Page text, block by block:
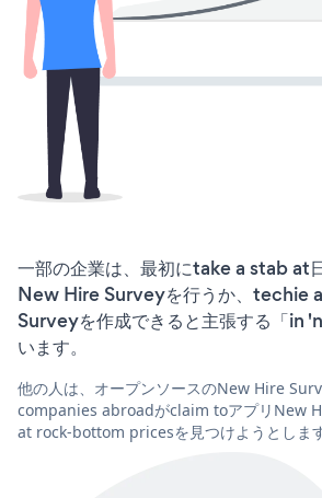
一部の企業は、最初にtake a stab at
New Hire Surveyを行うか、techie
Surveyを作成できると主張する「in
います。
他の人は、オープンソースのNew Hire
companies abroadがclaim toアプリNew
at rock-bottom pricesを見つけようとします